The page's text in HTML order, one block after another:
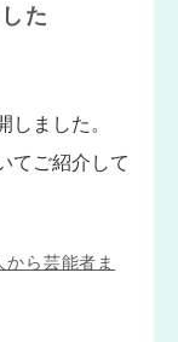
た
ました。
てご紹介して
ら芸能者ま